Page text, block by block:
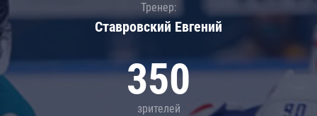
Тренер:
Ставровский Евгений
350
зрителей